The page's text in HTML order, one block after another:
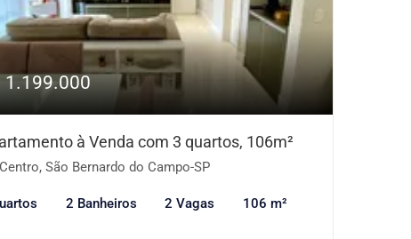
1.199.000
à Venda com 3 quartos, 106m²
Centro, São Bernardo do Campo-SP
2 Banheiros 2 Vagas 106 m²